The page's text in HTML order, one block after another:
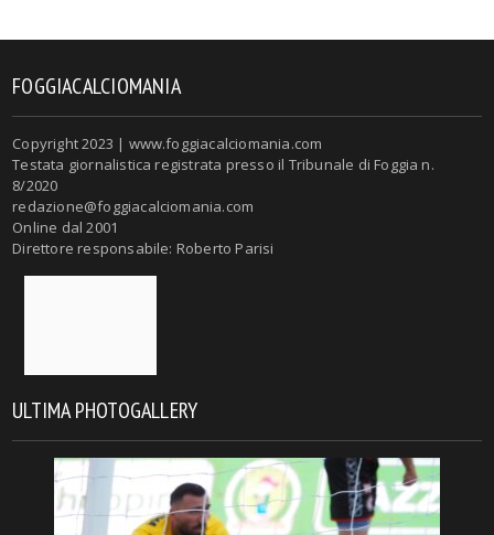
FOGGIACALCIOMANIA
Copyright 2023 | www.foggiacalciomania.com
Testata giornalistica registrata presso il Tribunale di Foggia n.
8/2020
redazione@foggiacalciomania.com
Online dal 2001
Direttore responsabile: Roberto Parisi
ULTIMA PHOTOGALLERY